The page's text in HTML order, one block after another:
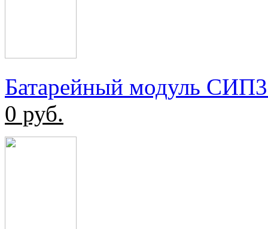
Батарейный модуль
0 руб.